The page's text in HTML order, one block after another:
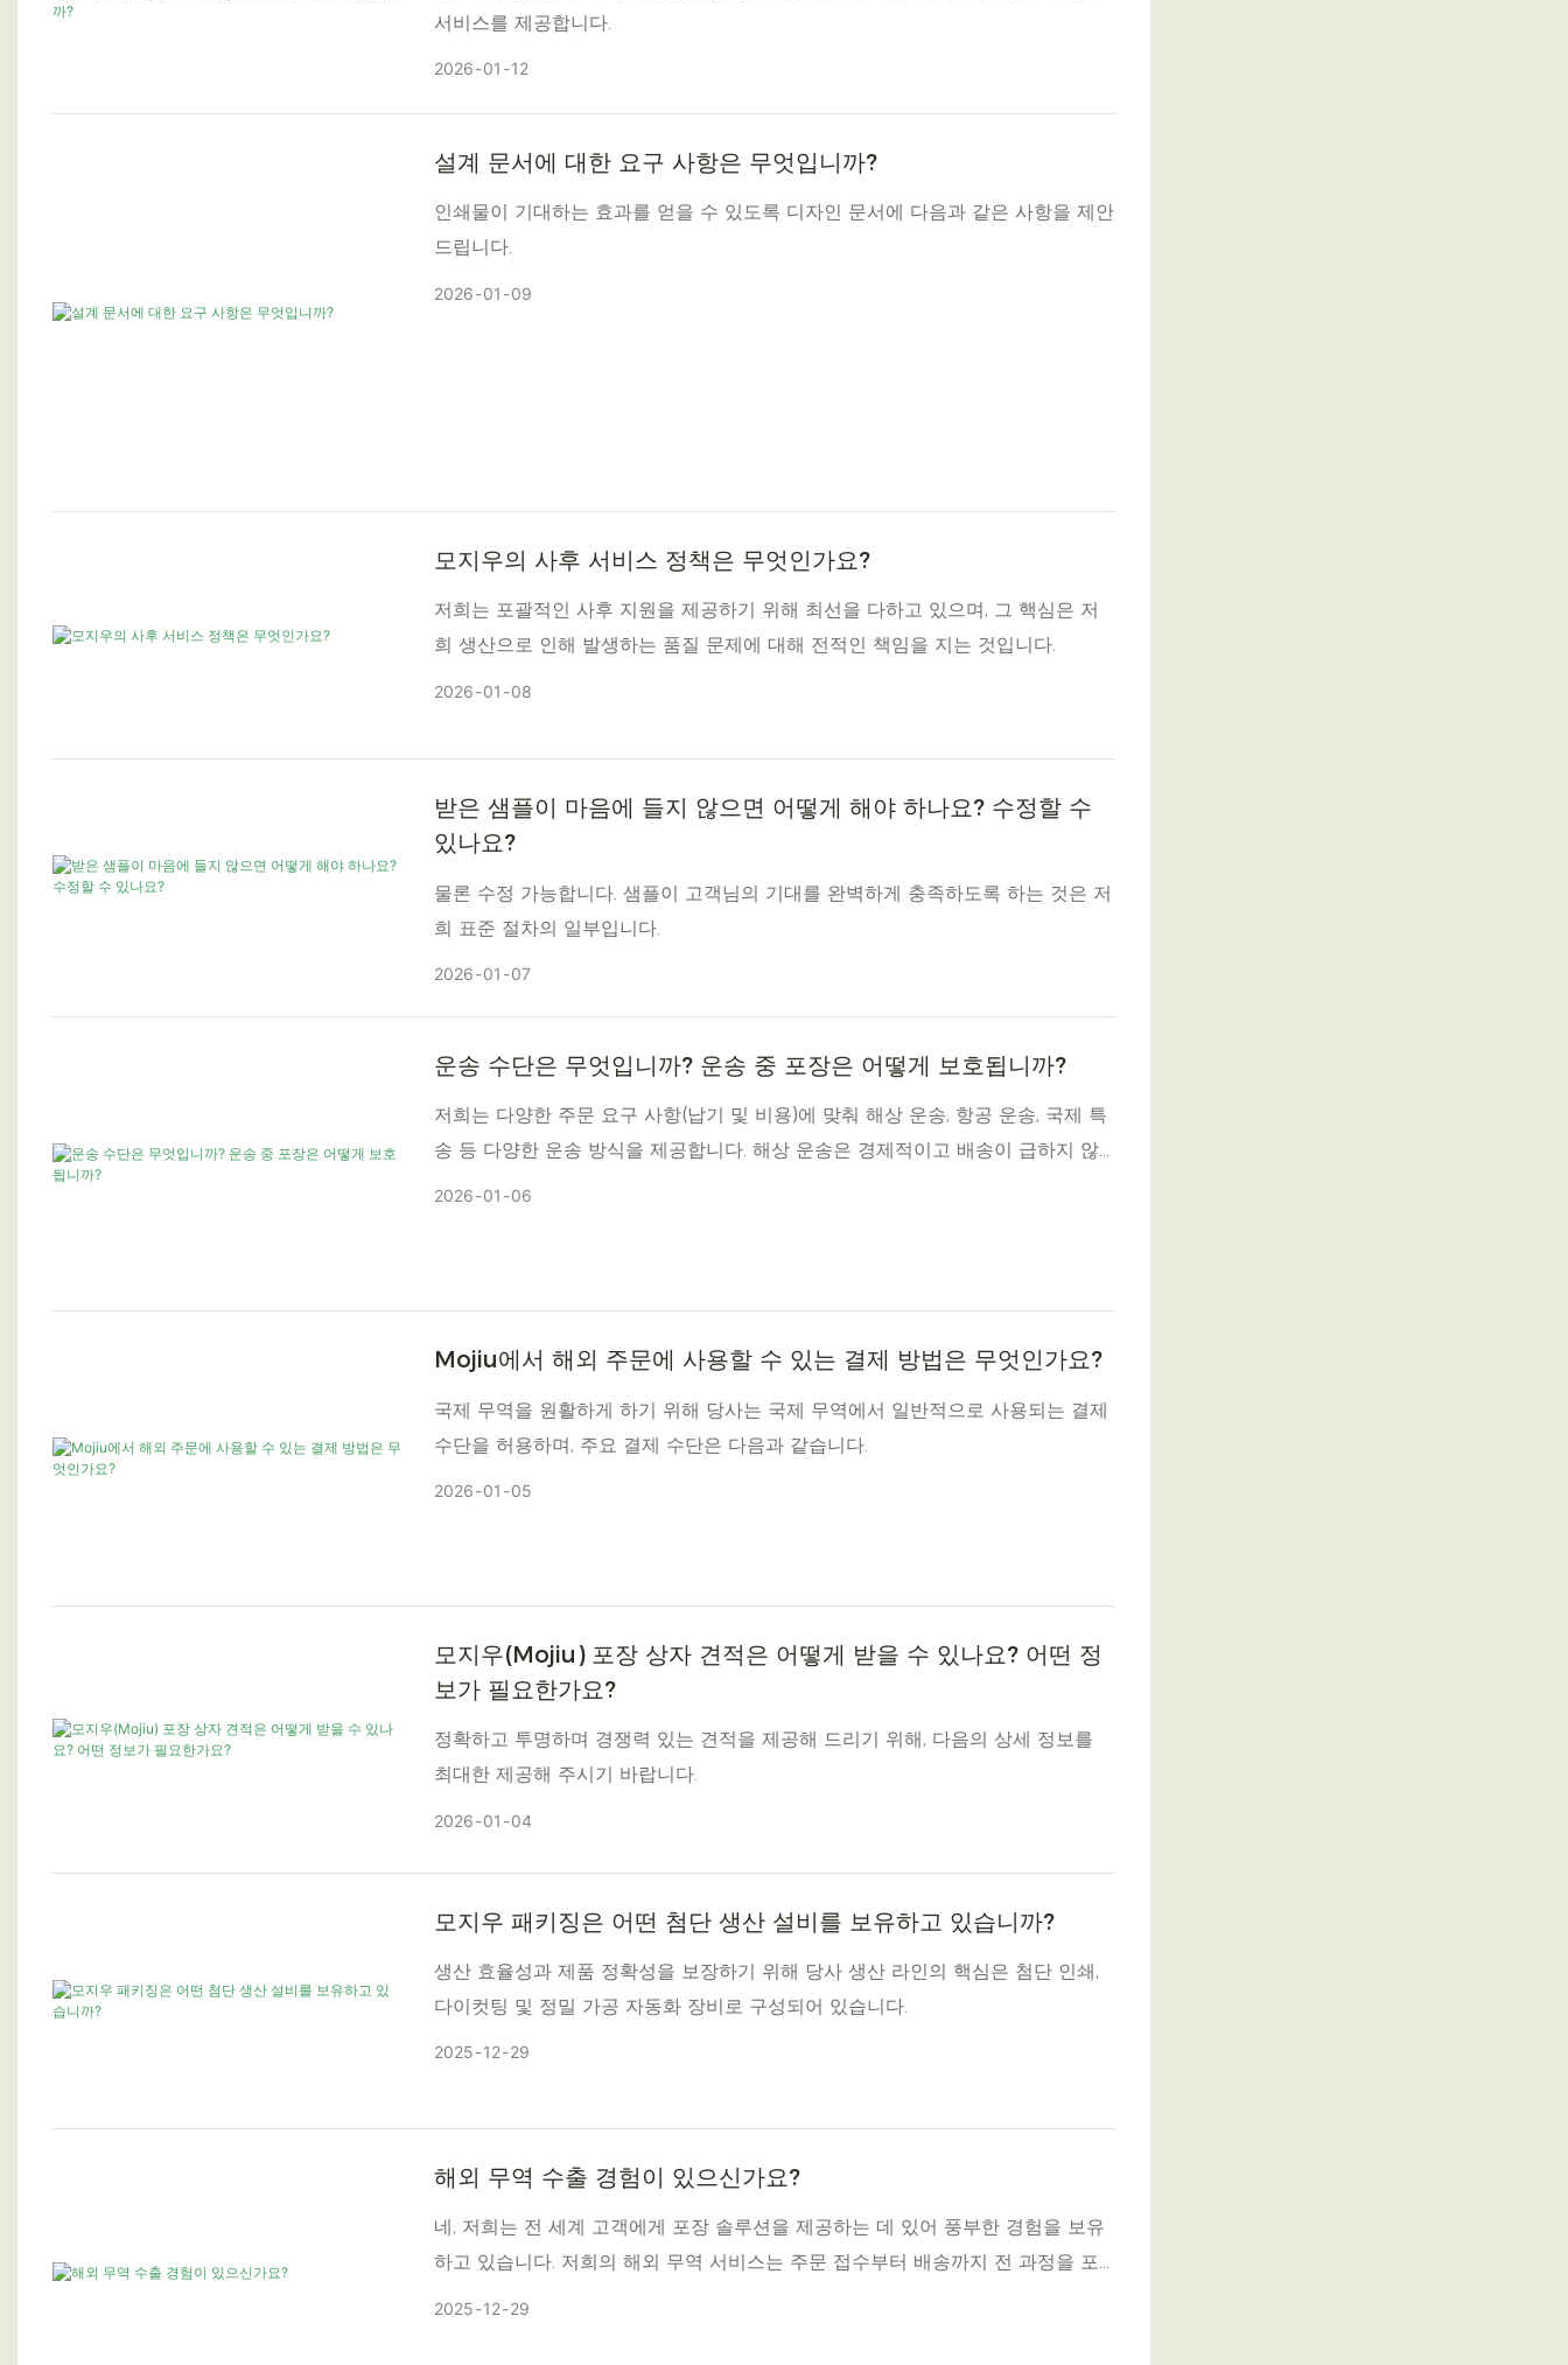
서비스를 제공합니다.
2026 01 12
설계 문서에 대한 요구 사항은 무엇입니까?
인쇄물이 기대하는 효과를 얻을 수 있도록 디자인 문서에 다음과 같은 사항을 제안
드립니다.
2026 01 09
모지우의 사후 서비스 정책은 무엇인가요?
저희는 포괄적인 사후 지원을 제공하기 위해 최선을 다하고 있으며, 그 핵심은 저
희 생산으로 인해 발생하는 품질 문제에 대해 전적인 책임을 지는 것입니다.
2026 01 08
받은 샘플이 마음에 들지 않으면 어떻게 해야 하나요? 수정할 수
있나요?
물론 수정 가능합니다. 샘플이 고객님의 기대를 완벽하게 충족하도록 하는 것은 저
희 표준 절차의 일부입니다.
2026 01 07
운송 수단은 무엇입니까? 운송 중 포장은 어떻게 보호됩니까?
저희는 다양한 주문 요구 사항(납기 및 비용)에 맞춰 해상 운송, 항공 운송, 국제 특
송 등 다양한 운송 방식을 제공합니다. 해상 운송은 경제적이고 배송이 급하지 않
은 대량 상품에 적합하며, 항공 운송은 신속하고, 특송은 더욱 유연한 운송 방식을
2026 01 06
Mojiu에서 해외 주문에 사용할 수 있는 결제 방법은 무엇인가요?
국제 무역을 원활하게 하기 위해 당사는 국제 무역에서 일반적으로 사용되는 결제
수단을 허용하며, 주요 결제 수단은 다음과 같습니다.
2026 01 05
모지우(Mojiu) 포장 상자 견적은 어떻게 받을 수 있나요? 어떤 정
보가 필요한가요?
정확하고 투명하며 경쟁력 있는 견적을 제공해 드리기 위해, 다음의 상세 정보를
최대한 제공해 주시기 바랍니다.
2026 01 04
모지우 패키징은 어떤 첨단 생산 설비를 보유하고 있습니까?
생산 효율성과 제품 정확성을 보장하기 위해 당사 생산 라인의 핵심은 첨단 인쇄,
다이컷팅 및 정밀 가공 자동화 장비로 구성되어 있습니다.
2025 12 29
해외 무역 수출 경험이 있으신가요?
네, 저희는 전 세계 고객에게 포장 솔루션을 제공하는 데 있어 풍부한 경험을 보유
하고 있습니다. 저희의 해외 무역 서비스는 주문 접수부터 배송까지 전 과정을 포
괄합니다.
2025 12 29